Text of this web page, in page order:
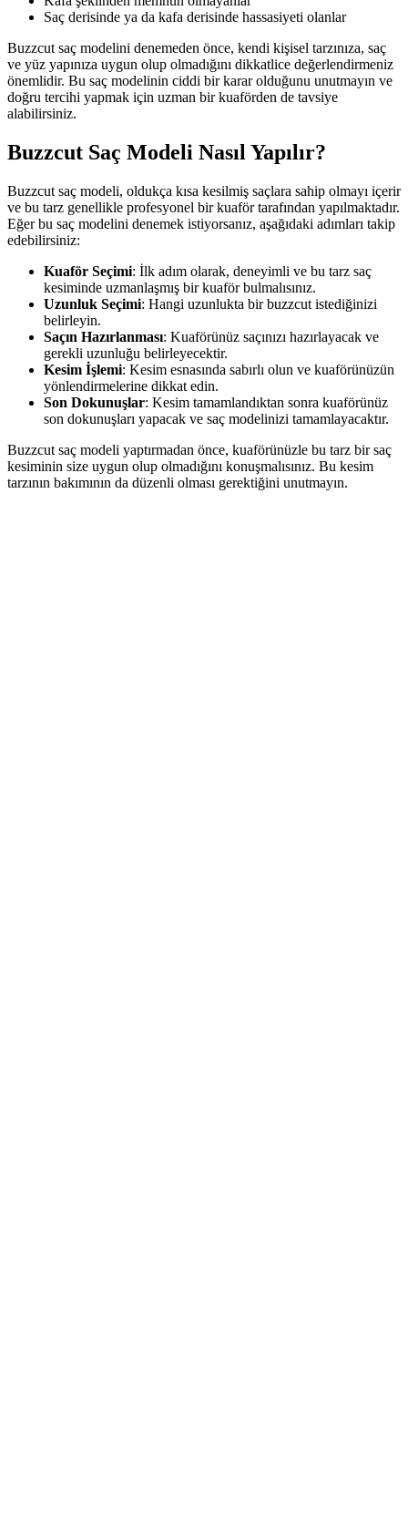
Saç derisinde ya da kafa derisinde hassasiyeti olanlar
Buzzcut saç modelini denemeden önce, kendi kişisel tarzınıza, saç
ve yüz yapınıza uygun olup olmadığını dikkatlice değerlendirmeniz
önemlidir. Bu saç modelinin ciddi bir karar olduğunu unutmayın ve
doğru tercihi yapmak için uzman bir kuaförden de tavsiye
alabilirsiniz.
Buzzcut Saç Modeli Nasıl Yapılır?
Buzzcut saç modeli, oldukça kısa kesilmiş saçlara sahip olmayı içerir
ve bu tarz genellikle profesyonel bir kuaför tarafından yapılmaktadır.
Eğer bu saç modelini denemek istiyorsanız, aşağıdaki adımları takip
edebilirsiniz:
Kuaför Seçimi: İlk adım olarak, deneyimli ve bu tarz saç
kesiminde uzmanlaşmış bir kuaför bulmalısınız.
Uzunluk Seçimi: Hangi uzunlukta bir buzzcut istediğinizi
belirleyin.
Saçın Hazırlanması: Kuaförünüz saçınızı hazırlayacak ve
gerekli uzunluğu belirleyecektir.
Kesim İşlemi: Kesim esnasında sabırlı olun ve kuaförünüzün
yönlendirmelerine dikkat edin.
Son Dokunuşlar: Kesim tamamlandıktan sonra kuaförünüz
son dokunuşları yapacak ve saç modelinizi tamamlayacaktır.
Buzzcut saç modeli yaptırmadan önce, kuaförünüzle bu tarz bir saç
kesiminin size uygun olup olmadığını konuşmalısınız. Bu kesim
tarzının bakımının da düzenli olması gerektiğini unutmayın.